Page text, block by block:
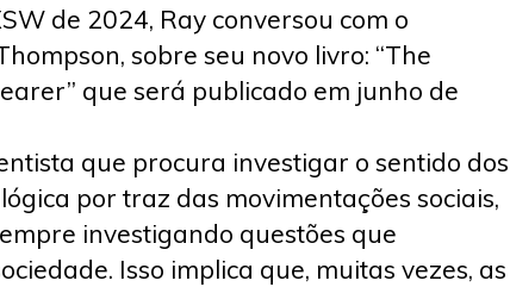
de 2024, Ray conversou com o
sobre seu novo livro: “The
que será publicado em junho de
que procura investigar o sentido dos
por traz das movimentações sociais,
investigando questões que
Isso implica que, muitas vezes, as